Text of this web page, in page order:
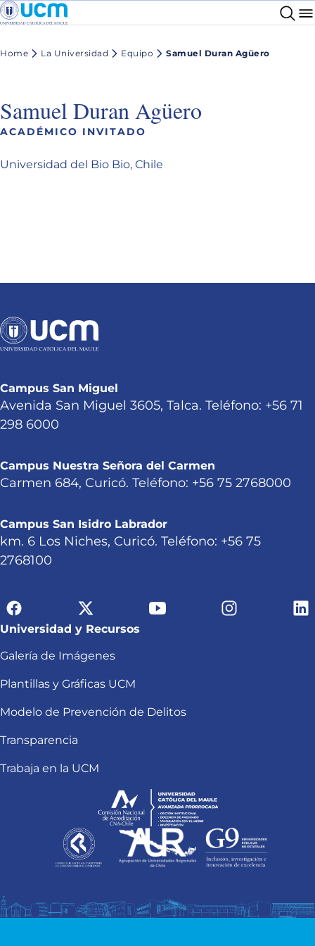
Home La Universidad Equipo Samuel Duran Agüero
Samuel Duran Agüero
ACADÉMICO INVITADO
Universidad del Bio Bio, Chile
Campus San Miguel
Avenida San Miguel 3605, Talca. Teléfono: +56 71
298 6000
Campus Nuestra Señora del Carmen
Carmen 684, Curicó. Teléfono: +56 75 2768000
Campus San Isidro Labrador
km. 6 Los Niches, Curicó. Teléfono: +56 75
2768100
Universidad y Recursos
Galería de Imágenes
Plantillas y Gráficas UCM
Modelo de Prevención de Delitos
Transparencia
Trabaja en la UCM